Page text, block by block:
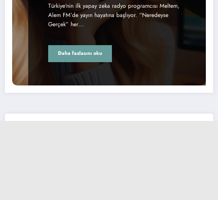
Türkiye’nin ilk yapay zeka radyo programcısı Meltem,
Alem FM’de yayın hayatına başlıyor. “Neredeyse
Gerçek” her…
Daha fazlasını oku